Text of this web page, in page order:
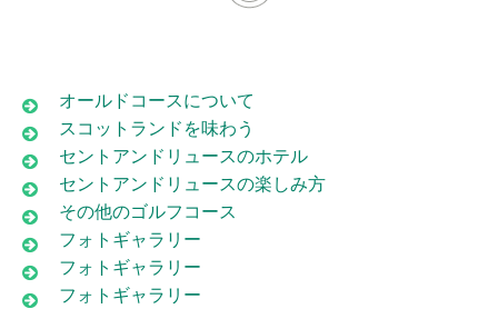
オールドコースについて
スコットランドを味わう
セントアンドリュースのホテル
セントアンドリュースの楽しみ方
その他のゴルフコース
フォトギャラリー
フォトギャラリー
フォトギャラリー